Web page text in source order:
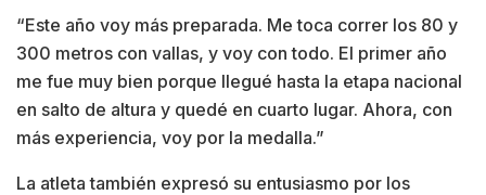
“Este año voy más preparada. Me toca correr los 80 y
300 metros con vallas, y voy con todo. El primer año
me fue muy bien porque llegué hasta la etapa nacional
en salto de altura y quedé en cuarto lugar. Ahora, con
más experiencia, voy por la medalla.”
La atleta también expresó su entusiasmo por los